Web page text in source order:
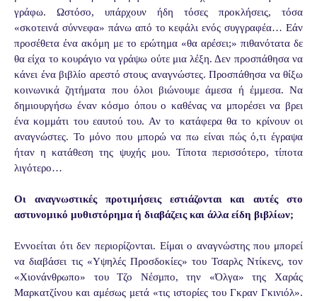
γράφω. Ωστόσο, υπάρχουν ήδη τόσες προκλήσεις, τόσα
«σκοτεινά σύννεφα» πάνω από το κεφάλι ενός συγγραφέα… Εάν
προσέθετα ένα ακόμη με το ερώτημα «θα αρέσει;» πιθανότατα δε
θα είχα το κουράγιο να γράψω ούτε μια λέξη. Δεν προσπάθησα να
κάνει ένα βιβλίο αρεστό στους αναγνώστες. Προσπάθησα να θίξω
κοινωνικά ζητήματα που όλοι βιώνουμε άμεσα ή έμμεσα. Να
δημιουργήσω έναν κόσμο όπου ο καθένας να μπορέσει να βρει
ένα κομμάτι του εαυτού του. Αν το κατάφερα θα το κρίνουν οι
αναγνώστες. Το μόνο που μπορώ να πω είναι πώς ό,τι έγραψα
ήταν η κατάθεση της ψυχής μου. Τίποτα περισσότερο, τίποτα
λιγότερο…
Οι αναγνωστικές προτιμήσεις εστιάζονται και αυτές στο
αστυνομικό μυθιστόρημα ή διαβάζεις και άλλα είδη βιβλίων;
Εννοείται ότι δεν περιορίζονται. Είμαι ο αναγνώστης που μπορεί
να διαβάσει τις «Υψηλές Προσδοκίες» του Τσαρλς Ντίκενς, τον
«Χιονάνθρωπο» του Τζο Νέσμπο, την «Όλγα» της Χαράς
Μαρκατζίνου και αμέσως μετά «τις ιστορίες του Γκραν Γκινιόλ».